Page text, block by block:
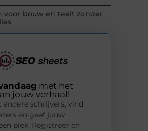
voor bouw en teelt zonder
met het
jouw verhaal!
schrijvers, vind
en geef jouw
plek. Registreer en